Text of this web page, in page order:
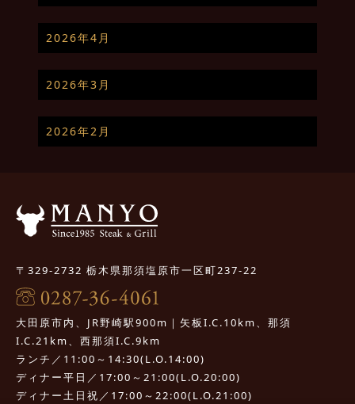
2026年4月
2026年3月
2026年2月
〒329-2732 栃木県那須塩原市一区町237-22
大田原市内、JR野崎駅900m｜矢板I.C.10km、那須
I.C.21km、西那須I.C.9km
ランチ／11:00～14:30(L.O.14:00)
ディナー平日／17:00～21:00(L.O.20:00)
ディナー土日祝／17:00～22:00(L.O.21:00)